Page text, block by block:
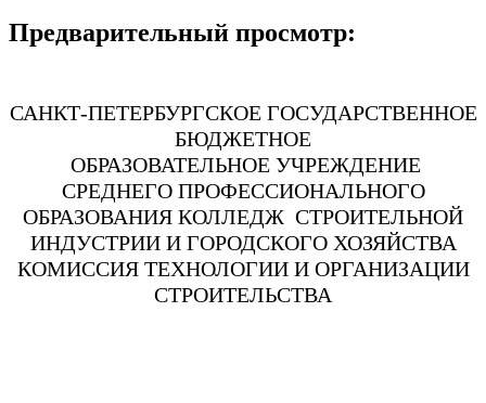
Предварительный просмотр:
САНКТ-ПЕТЕРБУРГСКОЕ ГОСУДАРСТВЕННОЕ
БЮДЖЕТНОЕ
ОБРАЗОВАТЕЛЬНОЕ УЧРЕЖДЕНИЕ
СРЕДНЕГО ПРОФЕССИОНАЛЬНОГО
ОБРАЗОВАНИЯ КОЛЛЕДЖ СТРОИТЕЛЬНОЙ
ИНДУСТРИИ И ГОРОДСКОГО ХОЗЯЙСТВА
КОМИССИЯ ТЕХНОЛОГИИ И ОРГАНИЗАЦИИ
СТРОИТЕЛЬСТВА